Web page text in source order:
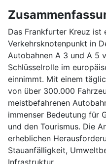
Das Frankfurter Kreuz ist
Verkehrsknotenpunkt in
Autobahnen A 3 und A 5
Schlüsselrolle im
einnimmt. Mit einem
von über 300.000
meistbefahrenen
immenser Bedeutung für
und den Tourismus. Die
erheblichen
Stauanfälligkeit,